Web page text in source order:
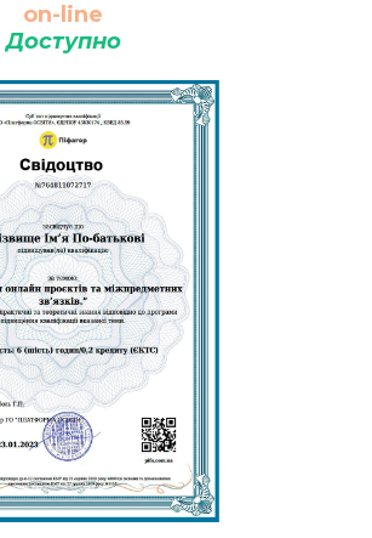
on-line
Доступно